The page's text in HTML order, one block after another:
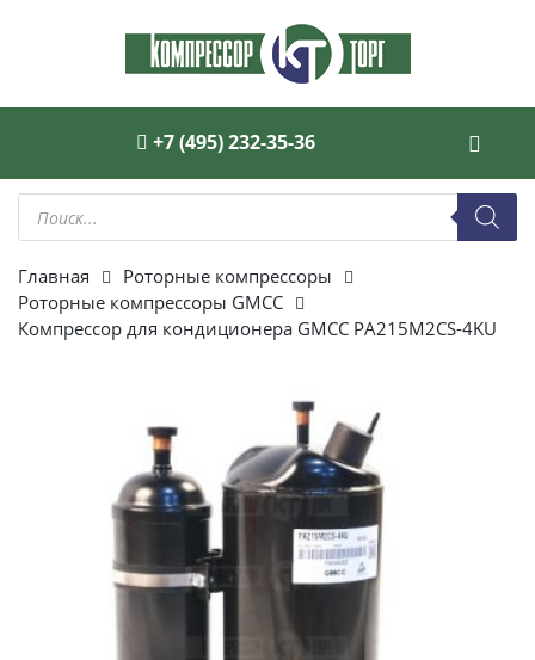
+7 (495) 232-35-36
Поиск
товаров
Главная
Роторные компрессоры
Роторные компрессоры GMCC
Компрессор для кондиционера GMCC PA215M2CS-4KU